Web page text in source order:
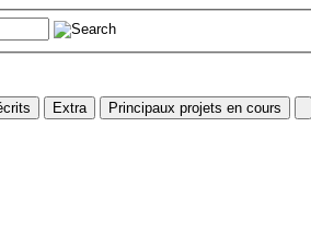
Extra
Principaux projets en cours